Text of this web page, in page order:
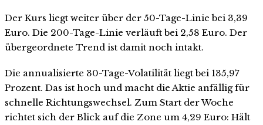
Der Kurs liegt weiter über der 50-Tage-Linie bei 3,39
Euro. Die 200-Tage-Linie verläuft bei 2,58 Euro. Der
übergeordnete Trend ist damit noch intakt.
Die annualisierte 30-Tage-Volatilität liegt bei 135,97
Prozent. Das ist hoch und macht die Aktie anfällig für
schnelle Richtungswechsel. Zum Start der Woche
richtet sich der Blick auf die Zone um 4,29 Euro: Hält